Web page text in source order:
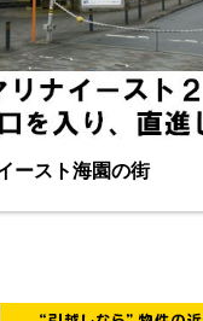
ースト海園の街